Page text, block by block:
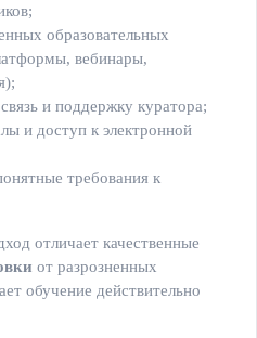
образовательных
вебинары,
и поддержку куратора;
и доступ к электронной
требования к
отличает качественные
от разрозненных
обучение действительно